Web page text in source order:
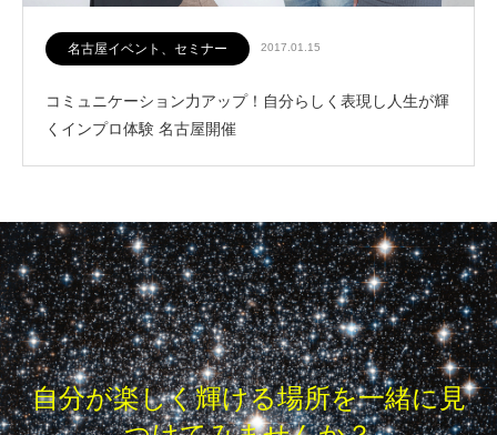
名古屋イベント、セミナー 2017.01.15
コミュニケーション力アップ！自分らしく表現し人生が輝
くインプロ体験 名古屋開催
自分が楽しく輝ける場所を一緒に見